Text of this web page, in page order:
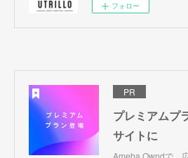
フォロー
PR
プレミアムプ
サイトに
Ameba Owndで、